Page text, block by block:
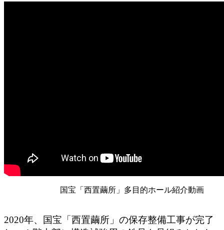
国宝「西置繭所」多目的ホール紹介動画
2020年、国宝「西置繭所」の保存整備工事が完了